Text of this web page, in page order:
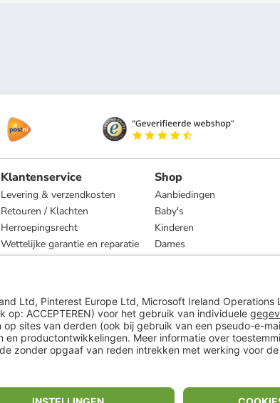
Klantenservice
Levering & verzendkosten
Retouren / Klachten
Herroepingsrecht
Wettelijke garantie en reparatie
Shop
Aanbiedingen
Baby's
Kinderen
Dames
Heren
** Alle prijsopgaven zijn inclusief belasting en exclusief
ᵃ Bij een minimale bestelwaarde van €15.